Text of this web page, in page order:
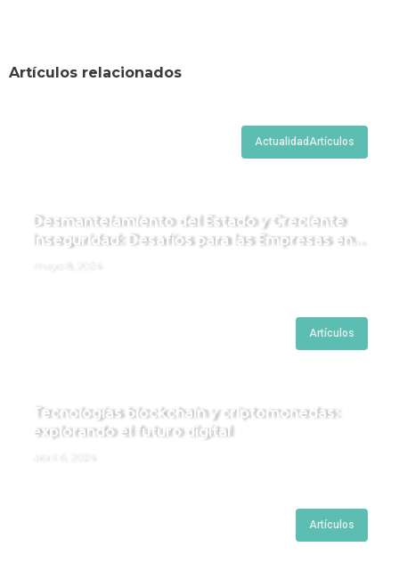
Artículos relacionados
ActualidadArtículos
Desmantelamiento del Estado y Creciente
Inseguridad: Desafíos para las Empresas en
Artículos
Tecnologías blockchain y criptomonedas:
explorando el futuro digital
Artículos